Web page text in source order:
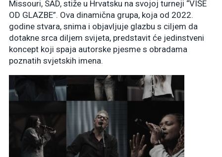
Missouri, SAD, stiže u Hrvatsku na svojoj turneji “VIŠE
OD GLAZBE”. Ova dinamična grupa, koja od 2022.
godine stvara, snima i objavljuje glazbu s ciljem da
dotakne srca diljem svijeta, predstavit će jedinstveni
koncept koji spaja autorske pjesme s obradama
poznatih svjetskih imena.